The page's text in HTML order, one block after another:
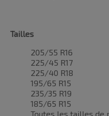
Tailles
205/55 R16
225/45 R17
225/40 R18
195/65 R15
235/35 R19
185/65 R15
Toutes les tailles de